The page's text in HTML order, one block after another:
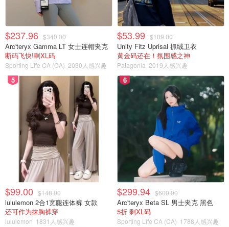
$237.96 $340.00
Arc'teryx Gamma LT 女士连帽夹克
断码飞快!剩XL码
Sporting Life CA (CA) 2030人感兴趣
$53.99 $109.00
Unity Fitz Uprisal 抓绒卫衣
黄金码还在！氛围感之神
Patagonia 2019人感兴趣
5
$99.00 $148.00
lululemon 2合1宽腿连体裤 女款
还可作为抹胸裤穿
lululemon 1831人感兴趣
6
$299.94 $600.00
Arc'teryx Beta SL 男士夹克 黑色
5折 剩XL码
Sporting Life CA (CA) 1788人感兴趣